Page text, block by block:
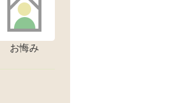
お悔み